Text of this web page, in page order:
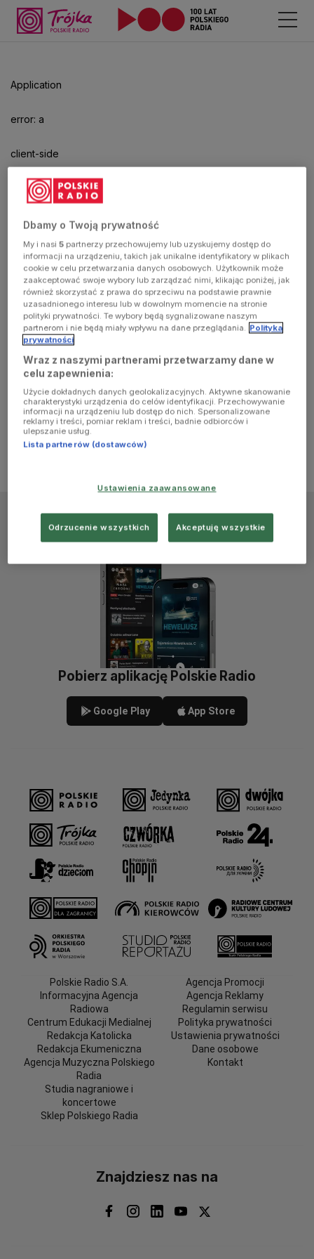
Application
error: a
client-side
exception
has
occurred
(see the
browser
console for
more
information)
aby
odtwarzać.
Pobierz aplikację Polskie Radio
Google Play App Store
Polskie Radio S.A.
Informacyjna Agencja
Radiowa
Centrum Edukacji Medialnej
Redakcja Katolicka
Redakcja Ekumeniczna
Agencja Muzyczna Polskiego
Radia
Studia nagraniowe i
koncertowe
Sklep Polskiego Radia
Agencja Promocji
Agencja Reklamy
Regulamin serwisu
Polityka prywatności
Ustawienia prywatności
Dane osobowe
Kontakt
Znajdziesz nas na
Dbamy o Twoją prywatność
My i nasi5 partnerzy przechowujemy lub uzyskujemy dostęp do
informacji na urządzeniu, takich jak unikalne identyfikatory w plikach
cookie w celu przetwarzania danych osobowych. Użytkownik może
zaakceptować swoje wybory lub zarządzać nimi, klikając poniżej, jak
również skorzystać z prawa do sprzeciwu na podstawie prawnie
uzasadnionego interesu lub w dowolnym momencie na stronie
polityki prywatności. Te wybory będą sygnalizowane naszym
partnerom i nie będą miały wpływu na dane przeglądania. Polityka
prywatności
Wraz z naszymi partnerami przetwarzamy dane w
celu zapewnienia:
Użycie dokładnych danych geolokalizacyjnych. Aktywne skanowanie
charakterystyki urządzenia do celów identyfikacji. Przechowywanie
informacji na urządzeniu lub dostęp do nich. Spersonalizowane
reklamy i treści, pomiar reklam i treści, badnie odbiorców i
ulepszanie usług.
Lista partnerów (dostawców)
Ustawienia zaawansowane
Odrzucenie wszystkich Akceptuję wszystkie